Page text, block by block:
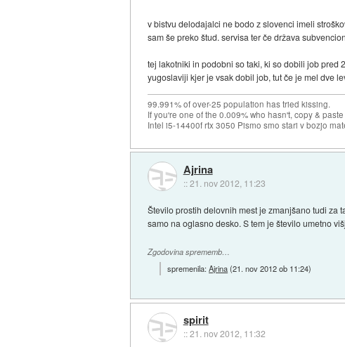
v bistvu delodajalci ne bodo z slovenci imeli
sam še preko štud. servisa ter če država
tej lakotniki in podobni so taki, ki so dobili job pred
yugoslaviji kjer je vsak dobil job, tut če je mel dve
99.991% of over-25 population has tried kissing.
If you're one of the 0.009% who hasn't, copy &
Intel i5-14400f rtx 3050 Pismo smo stari v bozjo
Ajrina
::21. nov 2012, 11:23
Število prostih delovnih mest je zmanjšano tudi za
samo na oglasno desko. S tem je število umetno
Zgodovina sprememb…
spremenila:Ajrina(21. nov 2012 ob 11:24)
spirit
::21. nov 2012, 11:32